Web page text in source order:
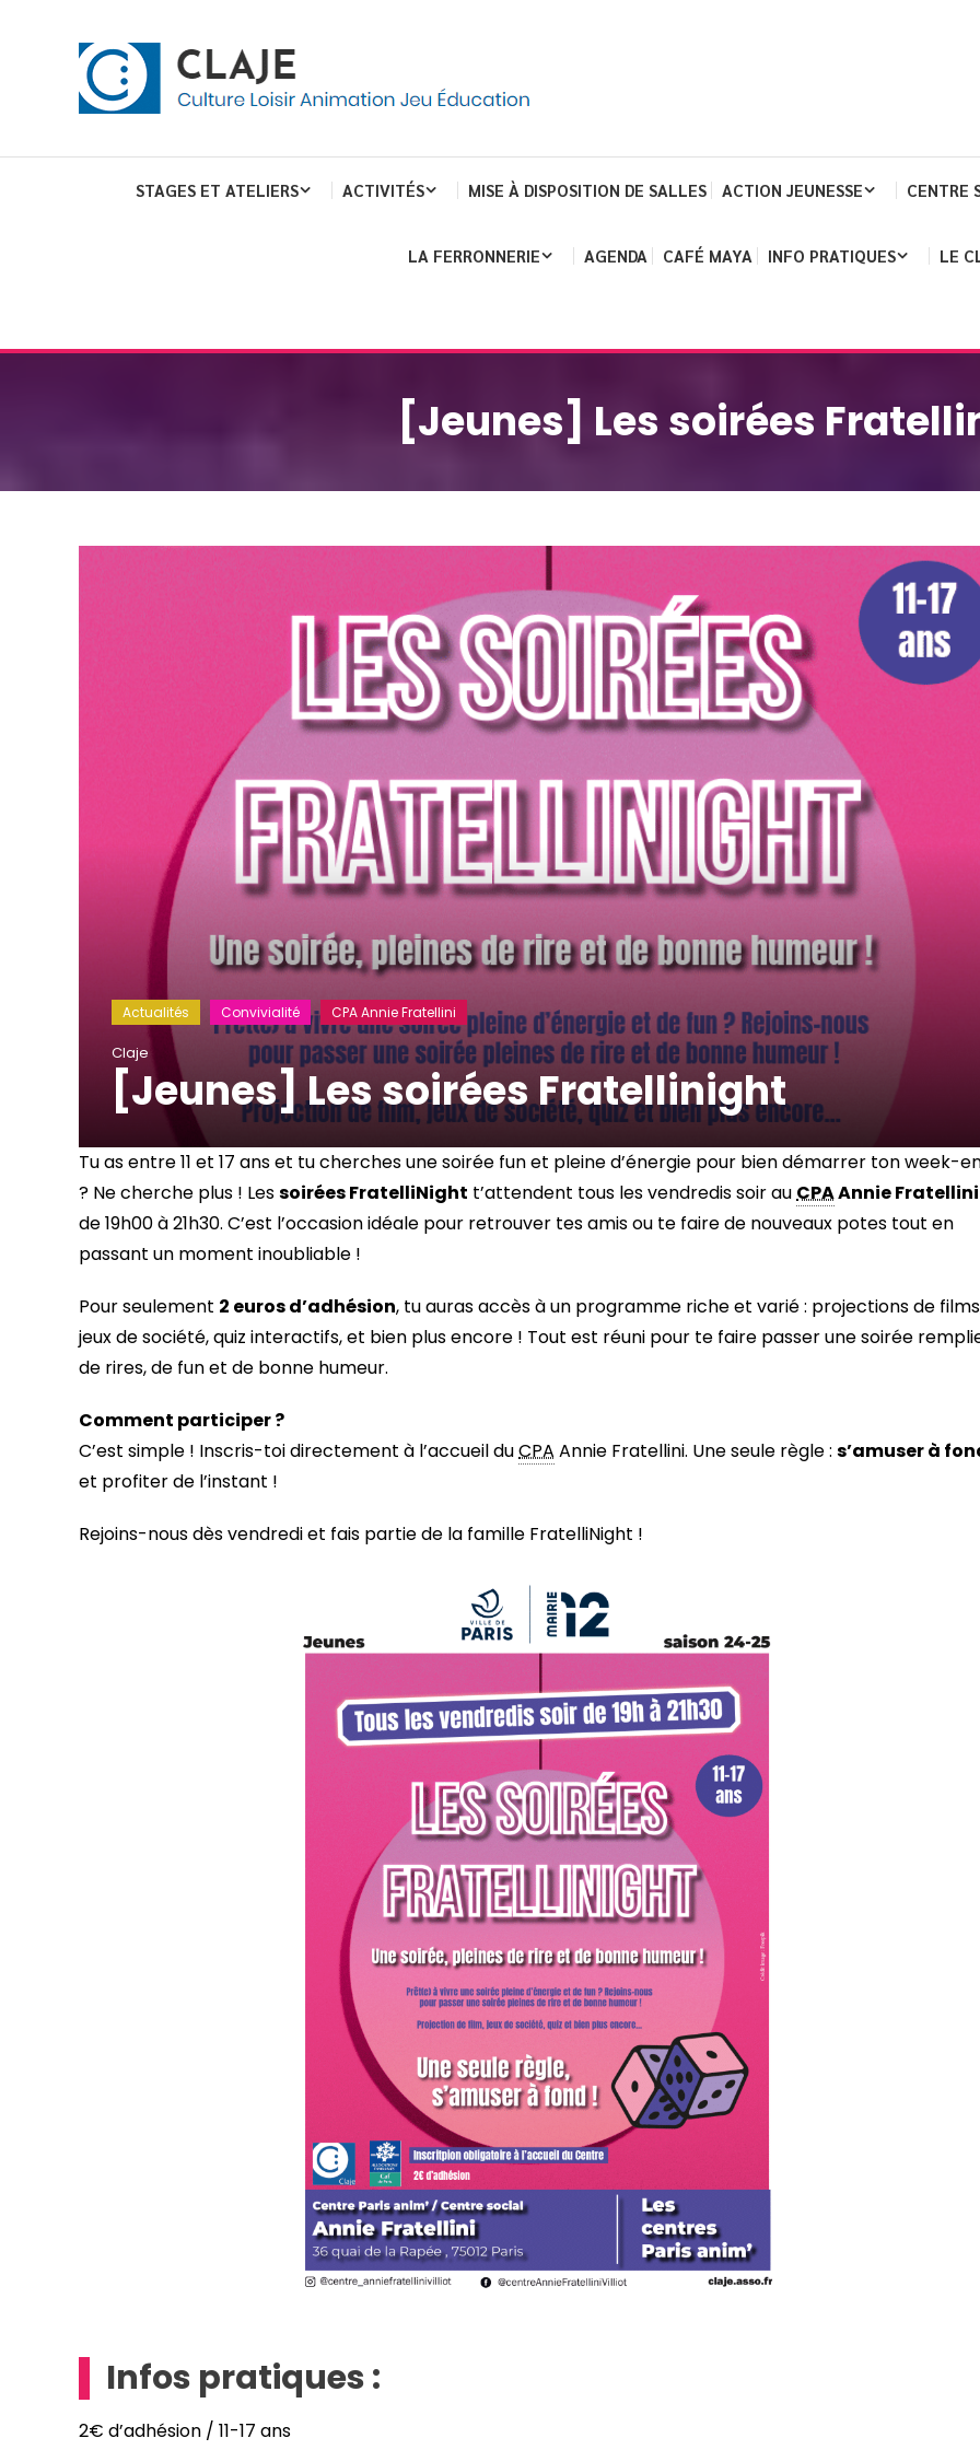
Claje
STAGES ET ATELIERS ACTIVITÉS MISE À DISPOSITION DE SALLES ACTION JEUNESSE CENTRE
LA FERRONNERIE AGENDA CAFÉ MAYA INFO PRATIQUES LE
[Jeunes] Les soirées
Actualités Convivialité CPA Annie Fratellini
Claje
[Jeunes] Les soirées Fratellinight
Tu as entre 11 et 17 ans et tu cherches une soirée fun et pleine d’énergie pour bien démarrer ton week-
? Ne cherche plus ! Lessoirées FratelliNight t’attendent tous les vendredis soir auCPAAnnie Fratellini
de 19h00 à 21h30. C’est l’occasion idéale pour retrouver tes amis ou te faire de nouveaux potes tout en
passant un moment inoubliable !
Pour seulement 2 euros d’adhésion, tu auras accès à un programme riche et varié : projections de
jeux de société, quiz interactifs, et bien plus encore ! Tout est réuni pour te faire passer une soirée
de rires, de fun et de bonne humeur.
Comment participer ?
C’est simple ! Inscris-toi directement à l’accueil duCPA Annie Fratellini. Une seule règle : s’amuser à
et profiter de l’instant !
Rejoins-nous dès vendredi et fais partie de la famille FratelliNight !
Infos pratiques :
2€ d’adhésion / 11-17 ans